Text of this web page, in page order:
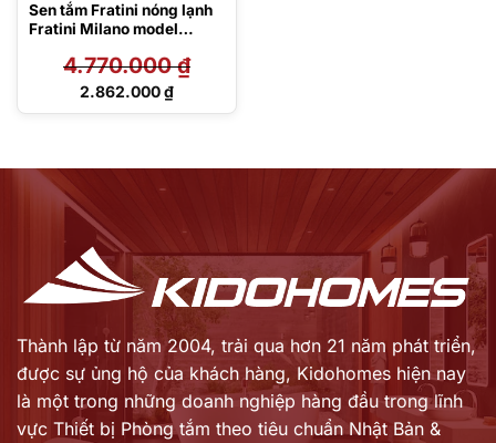
Sen tắm Fratini nóng lạnh
Fratini Milano model
4.770.000₫
Giá
2.862.000₫
Giá
Thành lập từ năm 2004, trải qua hơn 21 năm phát triển,
được sự ủng hộ của khách hàng, Kidohomes hiện nay
là một trong những doanh nghiệp hàng đầu trong lĩnh
vực Thiết bị Phòng tắm theo tiêu chuẩn Nhật Bản &